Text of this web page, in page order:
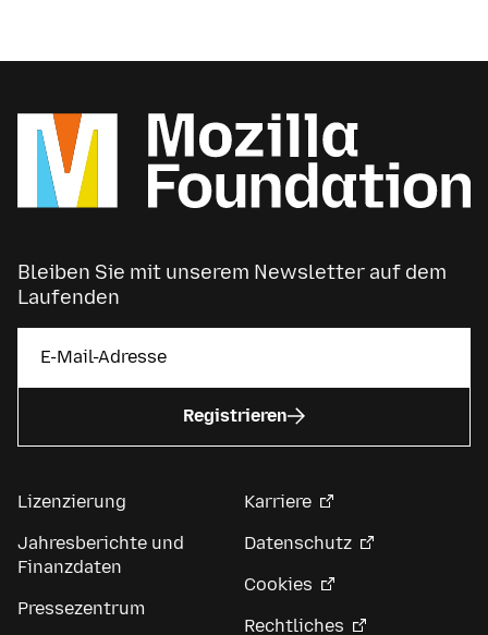
Bleiben Sie mit unserem Newsletter auf dem
Laufenden
Registrieren
Lizenzierung
Jahresberichte und
Finanzdaten
Pressezentrum
Karriere
Datenschutz
Cookies
Rechtliches